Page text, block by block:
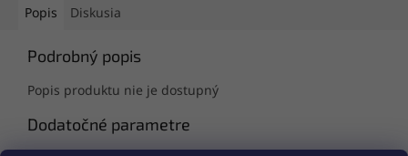
Popis Diskusia
Podrobný popis
Popis produktu nie je dostupný
Dodatočné parametre